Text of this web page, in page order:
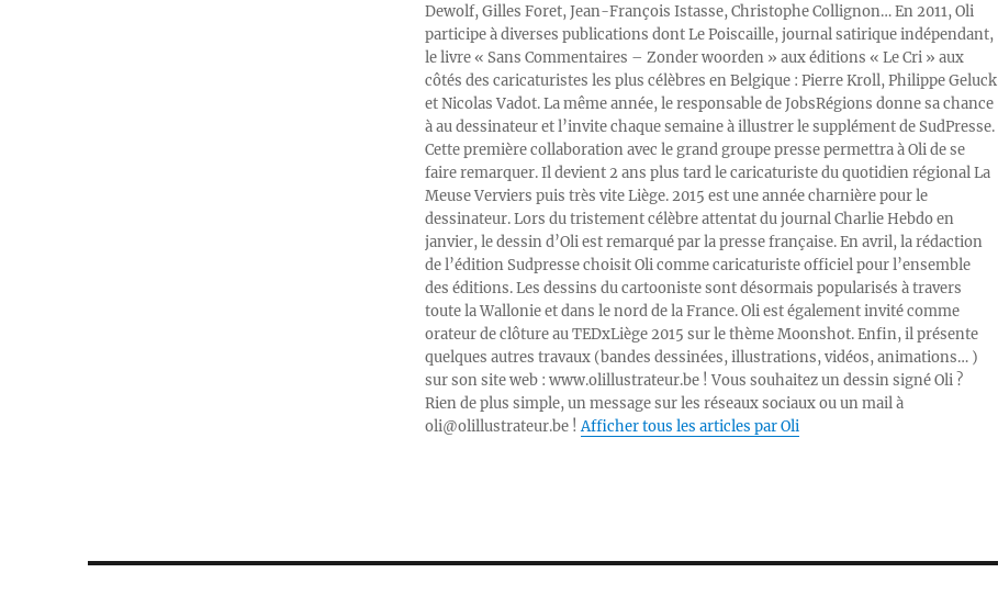
Dewolf, Gilles Foret, Jean-François Istasse, Christophe Collignon… En 2011, Oli
participe à diverses publications dont Le Poiscaille, journal satirique indépendant,
le livre « Sans Commentaires – Zonder woorden » aux éditions « Le Cri » aux
côtés des caricaturistes les plus célèbres en Belgique : Pierre Kroll, Philippe Geluck
et Nicolas Vadot. La même année, le responsable de JobsRégions donne sa chance
à au dessinateur et l’invite chaque semaine à illustrer le supplément de SudPresse.
Cette première collaboration avec le grand groupe presse permettra à Oli de se
faire remarquer. Il devient 2 ans plus tard le caricaturiste du quotidien régional La
Meuse Verviers puis très vite Liège. 2015 est une année charnière pour le
dessinateur. Lors du tristement célèbre attentat du journal Charlie Hebdo en
janvier, le dessin d’Oli est remarqué par la presse française. En avril, la rédaction
de l’édition Sudpresse choisit Oli comme caricaturiste officiel pour l’ensemble
des éditions. Les dessins du cartooniste sont désormais popularisés à travers
toute la Wallonie et dans le nord de la France. Oli est également invité comme
orateur de clôture au TEDxLiège 2015 sur le thème Moonshot. Enfin, il présente
quelques autres travaux (bandes dessinées, illustrations, vidéos, animations… )
sur son site web : www.olillustrateur.be ! Vous souhaitez un dessin signé Oli ?
Rien de plus simple, un message sur les réseaux sociaux ou un mail à
oli@olillustrateur.be !Afficher tous les articles par Oli